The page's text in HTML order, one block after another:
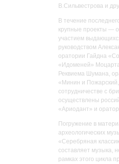
В.Сильвестрова и
В течение
крупные проекты —
участием
руководством
оратории Гайдна
«Идоменей»
Реквиема Шумана,
«Минин и
сотрудничестве с
осуществлены
«Ариодант» и
Погружение в
археологических
«Серебряная
составляет музыка,
рамках этого цикла